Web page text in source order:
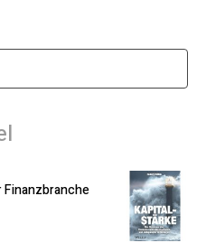
Finanzbranche